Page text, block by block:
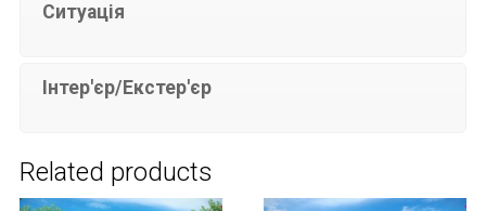
Ситуація
Інтер'єр/Екстер'єр
Related products